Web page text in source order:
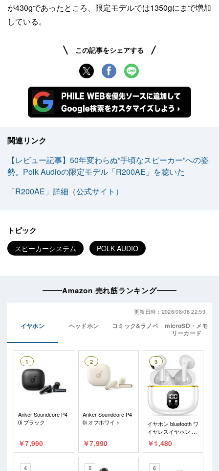
が430gであったところ、限定モデルでは1350gにまで増加
している。
この記事をシェアする
関連リンク
【レビュー記事】50年変わらぬ“手頃なスピーカー”への姿
勢。Polk Audioの限定モデル「R200AE」を聴いた
「R200AE」詳細（公式サイト）
トピック
スピーカーシステム POLK AUDIO